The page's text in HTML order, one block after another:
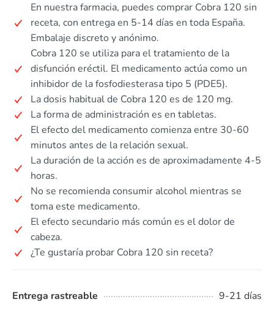
En nuestra farmacia, puedes comprar Cobra 120 sin
receta, con entrega en 5-14 días en toda España.
Embalaje discreto y anónimo.
Cobra 120 se utiliza para el tratamiento de la
disfunción eréctil. El medicamento actúa como un
inhibidor de la fosfodiesterasa tipo 5 (PDE5).
La dosis habitual de Cobra 120 es de 120 mg.
La forma de administración es en tabletas.
El efecto del medicamento comienza entre 30-60
minutos antes de la relación sexual.
La duración de la acción es de aproximadamente 4-5
horas.
No se recomienda consumir alcohol mientras se
toma este medicamento.
El efecto secundario más común es el dolor de
cabeza.
¿Te gustaría probar Cobra 120 sin receta?
Entrega rastreable
9-21 días